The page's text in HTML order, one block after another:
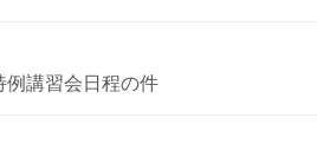
例講習会日程の件